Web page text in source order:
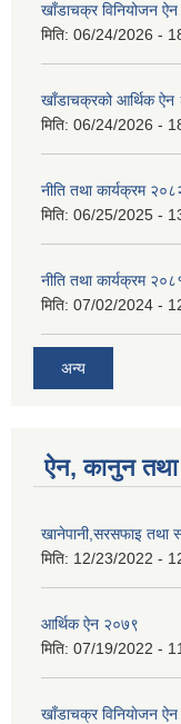
खाँडाचक्र विनियोजन
मिति: 06/24/2026 -
खाँडाचक्रको आर्थिक ऐन
मिति: 06/24/2026 -
नीति तथा कार्यक्रम
मिति: 06/25/2025 -
नीति तथा कार्यक्रम
मिति: 07/02/2024 -
अन्य
ऐन, कानुन तथा
खानेपानी,सरसफाइ तथा
मिति: 12/23/2022 -
आर्थिक ऐन २०७९
मिति: 07/19/2022 -
खाँडाचक्र विनियाेजन